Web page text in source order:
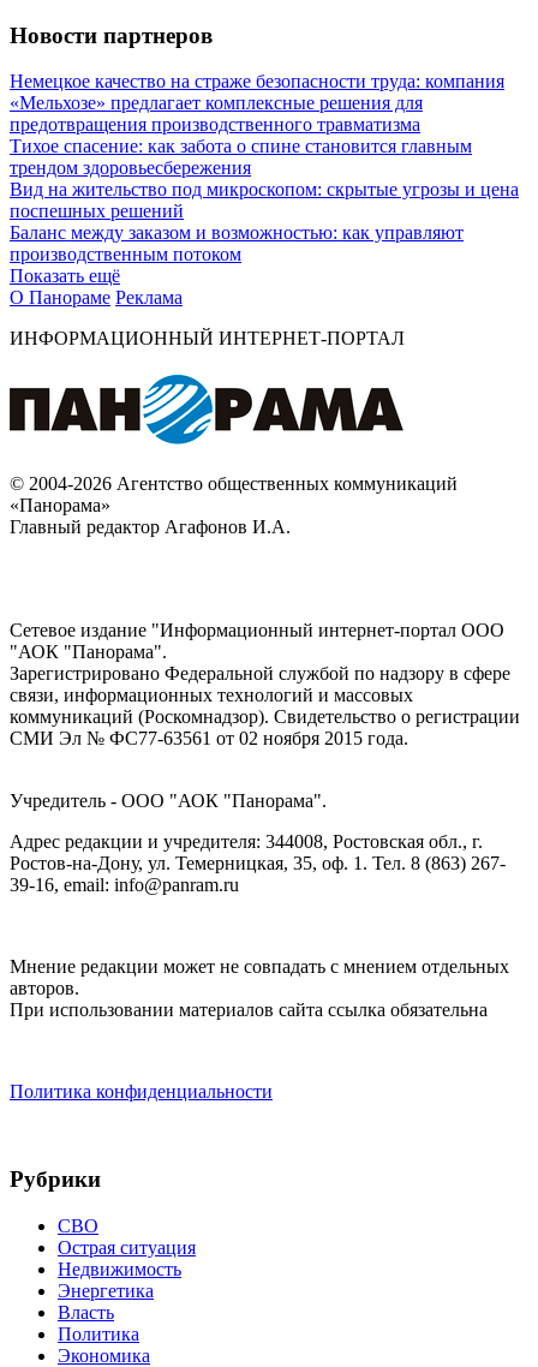
Новости партнеров
Немецкое качество на страже безопасности труда: компания
«Мельхозе» предлагает комплексные решения для
предотвращения производственного травматизма
Тихое спасение: как забота о спине становится главным
трендом здоровьесбережения
Вид на жительство под микроскопом: скрытые угрозы и цена
поспешных решений
Баланс между заказом и возможностью: как управляют
производственным потоком
Показать ещё
О Панораме Реклама
ИНФОРМАЦИОННЫЙ ИНТЕРНЕТ-ПОРТАЛ
© 2004-2026 Агентство общественных коммуникаций
«Панорама»
Главный редактор Агафонов И.А.
Сетевое издание "Информационный интернет-портал ООО
"АОК "Панорама".
Зарегистрировано Федеральной службой по надзору в сфере
связи, информационных технологий и массовых
коммуникаций (Роскомнадзор). Cвидетельство о регистрации
СМИ Эл № ФС77-63561 от 02 ноября 2015 года.
Учредитель - ООО "АОК "Панорама".
Адрес редакции и учредителя: 344008, Ростовская обл., г.
Ростов-на-Дону, ул. Темерницкая, 35, оф. 1. Тел. 8 (863) 267-
39-16, email: info@panram.ru
Мнение редакции может не совпадать с мнением отдельных
авторов.
При использовании материалов сайта ссылка обязательна
Политика конфиденциальности
Рубрики
СВО
Острая ситуация
Недвижимость
Энергетика
Власть
Политика
Экономика